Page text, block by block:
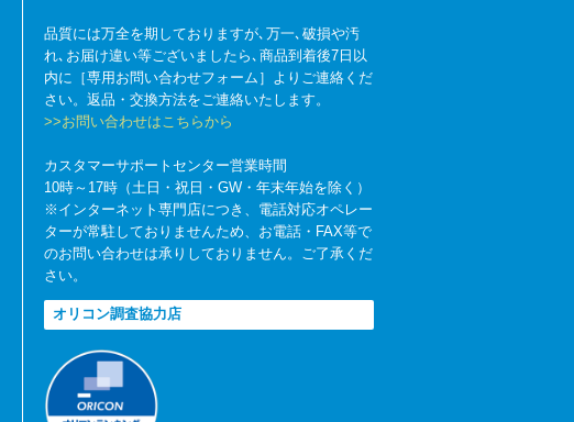
品質には万全を期しておりますが､万一､破損や汚
れ､お届け違い等ございましたら､商品到着後7日以
内に［専用お問い合わせフォーム］よりご連絡くだ
さい。返品・交換方法をご連絡いたします。
>>お問い合わせはこちらから
カスタマーサポートセンター営業時間
10時～17時（土日・祝日・GW・年末年始を除く）
※インターネット専門店につき、電話対応オペレー
ターが常駐しておりませんため、お電話・FAX等で
のお問い合わせは承りしておりません。ご了承くだ
さい。
オリコン調査協力店